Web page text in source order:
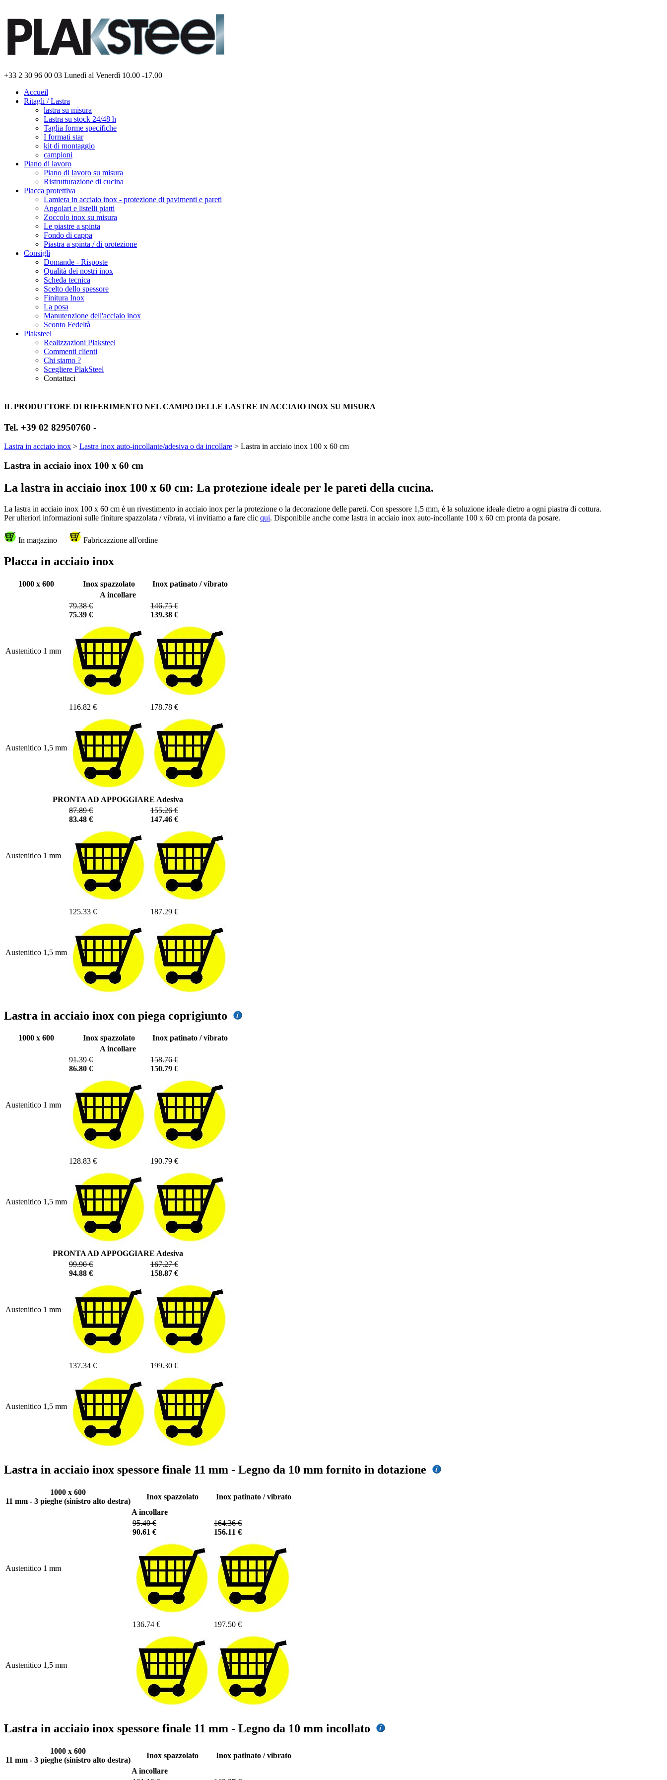
+33 2 30 96 00 03 Lunedì al Venerdì 10.00 -17.00
Accueil
Ritagli / Lastra
lastra su misura
Lastra su stock 24/48 h
Taglia forme specifiche
I formati star
kit di montaggio
campioni
Piano di lavoro
Piano di lavoro su misura
Ristrutturazione di cucina
Placca protettiva
Lamiera in acciaio inox - protezione di pavimenti e pareti
Angolari e listelli piatti
Zoccolo inox su misura
Le piastre a spinta
Fondo di cappa
Piastra a spinta / di protezione
Consigli
Domande - Risposte
Qualità dei nostri inox
Scheda tecnica
Scelto dello spessore
Finitura Inox
La posa
Manutenzione dell'acciaio inox
Sconto Fedeltà
Plaksteel
Realizzazioni Plaksteel
Commenti clienti
Chi siamo ?
Scegliere PlakSteel
Contattaci
IL PRODUTTORE DI RIFERIMENTO NEL CAMPO DELLE LASTRE IN ACCIAIO INOX SU MISURA
Tel. +39 02 82950760 -
Lastra in acciaio inox > Lastra inox auto-incollante/adesiva o da incollare > Lastra in acciaio inox 100 x 60 cm
Lastra in acciaio inox 100 x 60 cm
La lastra in acciaio inox 100 x 60 cm: La protezione ideale per le pareti della cucina.
La lastra in acciaio inox 100 x 60 cm è un rivestimento in acciaio inox per la protezione o la decorazione delle pareti. Con spessore 1,5 mm, è la soluzione ideale dietro a ogni piastra di cottura.
Per ulteriori informazioni sulle finiture spazzolata / vibrata, vi invitiamo a fare clic qui. Disponibile anche come lastra in acciaio inox auto-incollante 100 x 60 cm pronta da posare.
In magazino Fabricazzione all'ordine
Placca in acciaio inox
1000 x 600 Inox spazzolato
Inox patinato / vibrato
A incollare
Austenitico 1 mm
79.38 €
75.39 €
146.75 €
139.38 €
Austenitico 1,5 mm
116.82 € 178.78 €
PRONTA AD APPOGGIARE Adesiva
Austenitico 1 mm
87.89 €
83.48 €
155.26 €
147.46 €
Austenitico 1,5 mm
125.33 € 187.29 €
Lastra in acciaio inox con piega coprigiunto
1000 x 600 Inox spazzolato
Inox patinato / vibrato
A incollare
Austenitico 1 mm
91.39 €
86.80 €
158.76 €
150.79 €
Austenitico 1,5 mm
128.83 € 190.79 €
PRONTA AD APPOGGIARE Adesiva
Austenitico 1 mm
99.90 €
94.88 €
167.27 €
158.87 €
Austenitico 1,5 mm
137.34 € 199.30 €
Lastra in acciaio inox spessore finale 11 mm - Legno da 10 mm fornito in dotazione
1000 x 600
11 mm - 3 pieghe (sinistro alto destra)
Inox spazzolato
Inox patinato / vibrato
A incollare
Austenitico 1 mm
95.40 €
90.61 €
164.36 €
156.11 €
Austenitico 1,5 mm
136.74 € 197.50 €
Lastra in acciaio inox spessore finale 11 mm - Legno da 10 mm incollato
1000 x 600
11 mm - 3 pieghe (sinistro alto destra)
Inox spazzolato
Inox patinato / vibrato
A incollare